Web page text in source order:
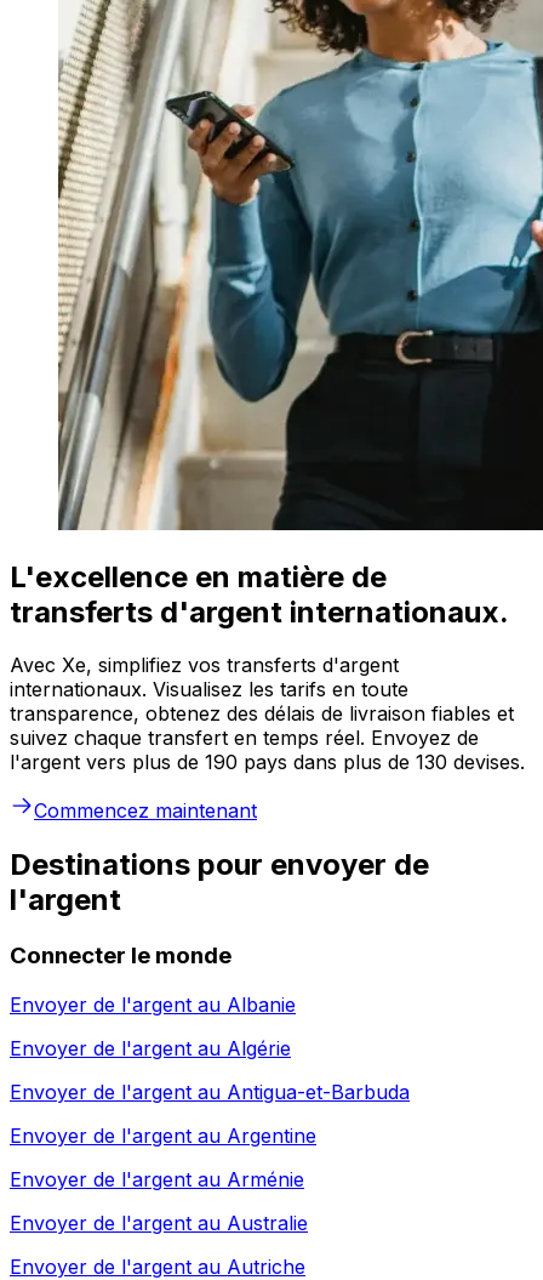
L'excellence en matière de
transferts d'argent internationaux.
Avec Xe, simplifiez vos transferts d'argent
internationaux. Visualisez les tarifs en toute
transparence, obtenez des délais de livraison fiables et
suivez chaque transfert en temps réel. Envoyez de
l'argent vers plus de 190 pays dans plus de 130 devises.
Commencez maintenant
Destinations pour envoyer de
l'argent
Connecter le monde
Envoyer de l'argent au Albanie
Envoyer de l'argent au Algérie
Envoyer de l'argent au Antigua-et-Barbuda
Envoyer de l'argent au Argentine
Envoyer de l'argent au Arménie
Envoyer de l'argent au Australie
Envoyer de l'argent au Autriche